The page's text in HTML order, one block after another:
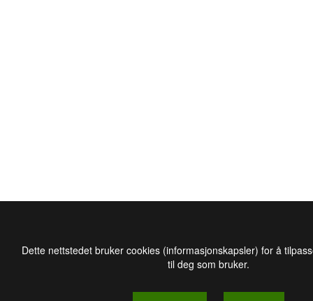
Dette nettstedet bruker cookies (informasjonskapsler) for å
til deg som bruker.